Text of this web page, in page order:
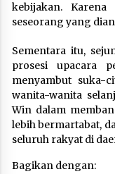
kebijakan. Karena
seseorang yang
Sementara itu,
prosesi upacara
menyambut suka-
wanita-wanita
Win dalam
lebih bermartabat,
seluruh rakyat di
Bagikan dengan: